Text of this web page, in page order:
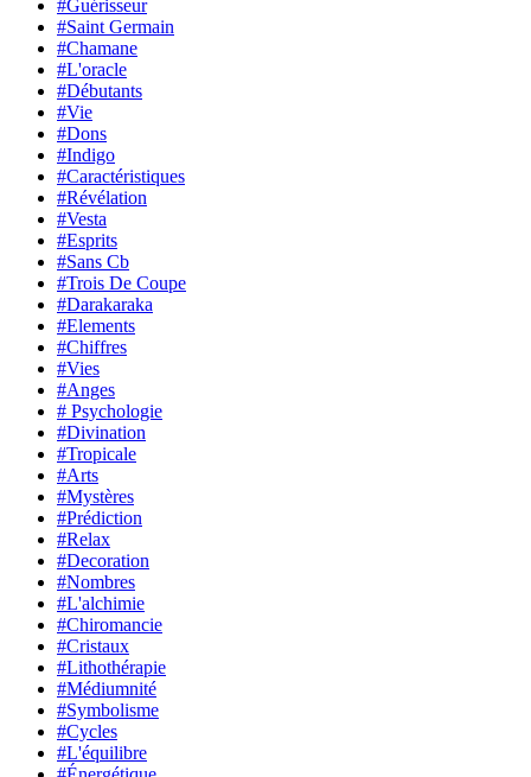
#Guérisseur
#Saint Germain
#Chamane
#L'oracle
#Débutants
#Vie
#Dons
#Indigo
#Caractéristiques
#Révélation
#Vesta
#Esprits
#Sans Cb
#Trois De Coupe
#Darakaraka
#Elements
#Chiffres
#Vies
#Anges
# Psychologie
#Divination
#Tropicale
#Arts
#Mystères
#Prédiction
#Relax
#Decoration
#Nombres
#L'alchimie
#Chiromancie
#Cristaux
#Lithothérapie
#Médiumnité
#Symbolisme
#Cycles
#L'équilibre